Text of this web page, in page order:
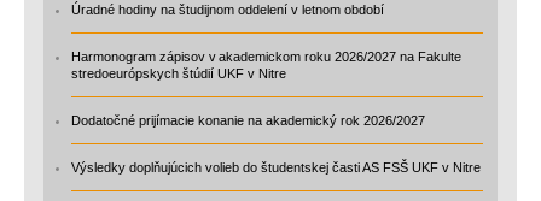
Úradné hodiny na študijnom oddelení v letnom období
Harmonogram zápisov v akademickom roku 2026/2027 na Fakulte
stredoeurópskych štúdií UKF v Nitre
Dodatočné prijímacie konanie na akademický rok 2026/2027
Výsledky doplňujúcich volieb do študentskej časti AS FSŠ UKF v Nitre